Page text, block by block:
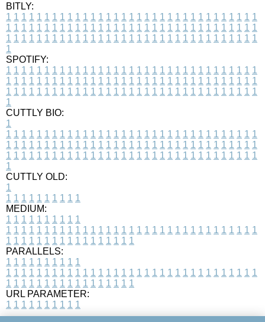
BITLY:
1 1 1 1 1 1 1 1 1 1 1 1 1 1 1 1 1 1 1 1 1 1 1 1 1 1 1 1 1 1 1 1 1
1 1 1 1 1 1 1 1 1 1 1 1 1 1 1 1 1 1 1 1 1 1 1 1 1 1 1 1 1 1 1 1 1
1 1 1 1 1 1 1 1 1 1 1 1 1 1 1 1 1 1 1 1 1 1 1 1 1 1 1 1 1 1 1 1 1
1
SPOTIFY:
1 1 1 1 1 1 1 1 1 1 1 1 1 1 1 1 1 1 1 1 1 1 1 1 1 1 1 1 1 1 1 1 1
1 1 1 1 1 1 1 1 1 1 1 1 1 1 1 1 1 1 1 1 1 1 1 1 1 1 1 1 1 1 1 1 1
1 1 1 1 1 1 1 1 1 1 1 1 1 1 1 1 1 1 1 1 1 1 1 1 1 1 1 1 1 1 1 1 1
1
CUTTLY BIO:
1
1 1 1 1 1 1 1 1 1 1 1 1 1 1 1 1 1 1 1 1 1 1 1 1 1 1 1 1 1 1 1 1 1
1 1 1 1 1 1 1 1 1 1 1 1 1 1 1 1 1 1 1 1 1 1 1 1 1 1 1 1 1 1 1 1 1
1 1 1 1 1 1 1 1 1 1 1 1 1 1 1 1 1 1 1 1 1 1 1 1 1 1 1 1 1 1 1 1 1
1
CUTTLY OLD:
1
1 1 1 1 1 1 1 1 1 1
MEDIUM:
1 1 1 1 1 1 1 1 1 1
1 1 1 1 1 1 1 1 1 1 1 1 1 1 1 1 1 1 1 1 1 1 1 1 1 1 1 1 1 1 1 1 1
1 1 1 1 1 1 1 1 1 1 1 1 1 1 1 1 1
PARALLELS:
1 1 1 1 1 1 1 1 1 1
1 1 1 1 1 1 1 1 1 1 1 1 1 1 1 1 1 1 1 1 1 1 1 1 1 1 1 1 1 1 1 1 1
1 1 1 1 1 1 1 1 1 1 1 1 1 1 1 1 1
URL PARAMETER:
1 1 1 1 1 1 1 1 1 1